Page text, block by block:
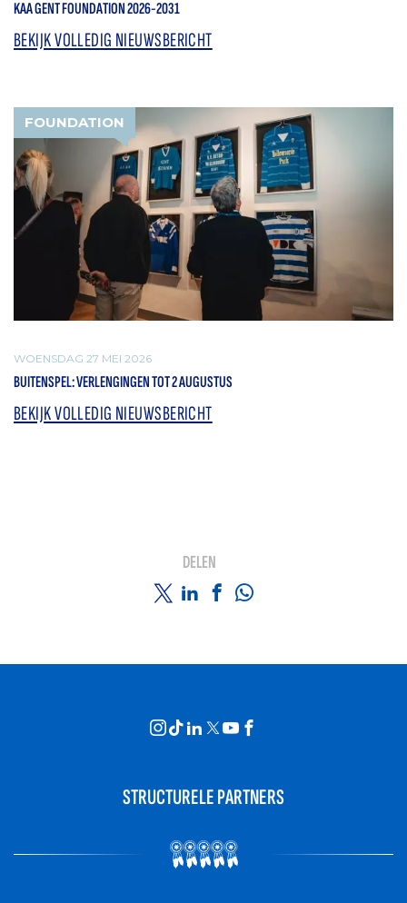
KAA GENT FOUNDATION 2026-2031
BEKIJK VOLLEDIG NIEUWSBERICHT
FOUNDATION
WOENSDAG 27 MEI 2026
BUITENSPEL: VERLENGINGEN TOT 2 AUGUSTUS
BEKIJK VOLLEDIG NIEUWSBERICHT
DELEN
STRUCTURELE PARTNERS